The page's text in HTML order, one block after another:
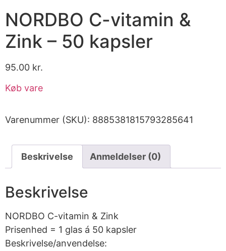
NORDBO C-vitamin &
Zink – 50 kapsler
95.00 kr.
Køb vare
Varenummer (SKU): 8885381815793285641
Beskrivelse Anmeldelser (0)
Beskrivelse
NORDBO C-vitamin & Zink
Prisenhed = 1 glas á 50 kapsler
Beskrivelse/anvendelse: